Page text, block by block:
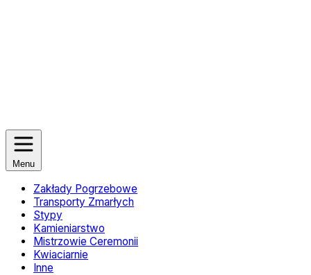
Menu
Zakłady Pogrzebowe
Transporty Zmarłych
Stypy
Kamieniarstwo
Mistrzowie Ceremonii
Kwiaciarnie
Inne